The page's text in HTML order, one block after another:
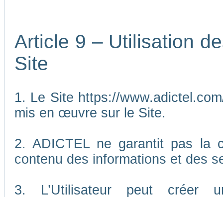
Article 9 – Utilisation
Site
1. Le Site https://
mis en œuvre sur le Site.
2. ADICTEL ne garantit pas la
contenu des informations et des
3. L’Utilisateur peut créer